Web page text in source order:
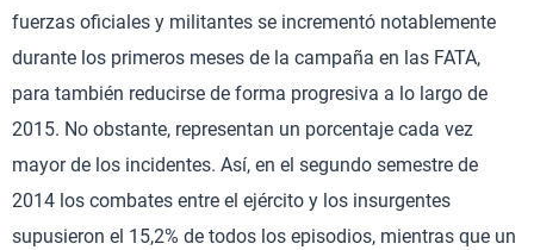
fuerzas oficiales y militantes se incrementó notablemente
durante los primeros meses de la campaña en las FATA,
para también reducirse de forma progresiva a lo largo de
2015. No obstante, representan un porcentaje cada vez
mayor de los incidentes. Así, en el segundo semestre de
2014 los combates entre el ejército y los insurgentes
supusieron el 15,2% de todos los episodios, mientras que un